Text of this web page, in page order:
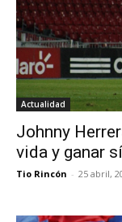
Actualidad
Johnny
vida y ganar
Tio Rincón - 25 abril,